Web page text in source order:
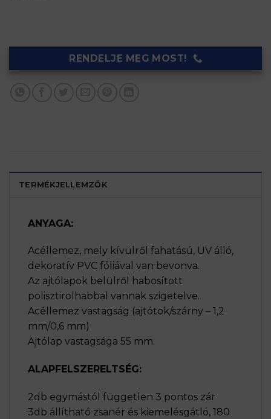
RENDELJE MEG MOST!
TERMÉKJELLEMZŐK
ANYAGA:
Acéllemez, mely kívülről fahatású, UV álló,
dekoratív PVC fóliával van bevonva.
Az ajtólapok belülről habosított
polisztirolhabbal vannak szigetelve.
Acéllemez vastagság (ajtótok/szárny – 1,2
mm/0,6 mm)
Ajtólap vastagsága 55 mm.
ALAPFELSZERELTSÉG:
2db egymástól független 3 pontos zár
3db állítható zsanér és kiemelésgátló, 180